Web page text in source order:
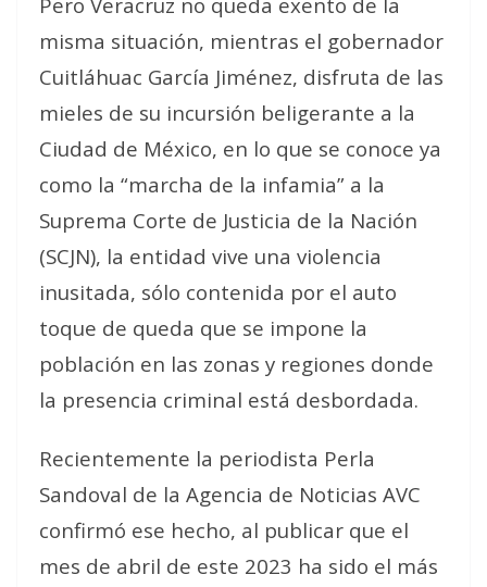
misma situación, mientras el gobernador
Cuitláhuac García Jiménez, disfruta de las
mieles de su incursión beligerante a la
Ciudad de México, en lo que se conoce ya
como la “marcha de la infamia” a la
Suprema Corte de Justicia de la Nación
(SCJN), la entidad vive una violencia
inusitada, sólo contenida por el auto
toque de queda que se impone la
población en las zonas y regiones donde
la presencia criminal está desbordada.
Recientemente la periodista Perla
Sandoval de la Agencia de Noticias AVC
confirmó ese hecho, al publicar que el
mes de abril de este 2023 ha sido el más